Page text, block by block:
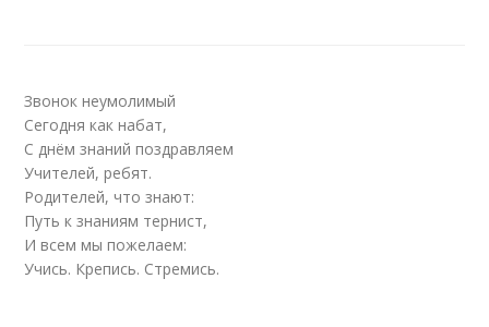
Звонок неумолимый
Сегодня как набат,
С днём знаний поздравляем
Учителей, ребят.
Родителей, что знают:
Путь к знаниям тернист,
И всем мы пожелаем:
Учись. Крепись. Стремись.